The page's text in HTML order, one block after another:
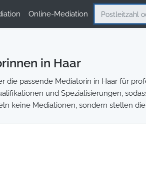
Online-Mediation
in Haar
die passende Mediatorin in Haar für
und Spezialisierungen,
keine Mediationen, sondern stellen